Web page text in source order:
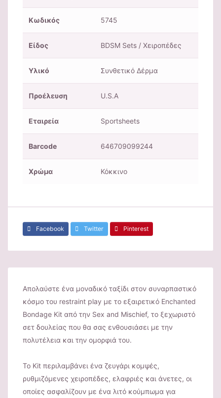
Κωδικός 5745
Είδος BDSM Sets / Χειροπέδες
Υλικό Συνθετικό Δέρμα
Προέλευση U.S.A
Εταιρεία Sportsheets
Barcode 646709099244
Χρώμα Κόκκινο
Facebook Twitter Pinterest
Απολαύστε ένα μοναδικό ταξίδι στον συναρπαστικό
κόσμο του restraint play με το εξαιρετικό Enchanted
Bondage Kit από την Sex and Mischief, το ξεχωριστό
σετ δουλείας που θα σας ενθουσιάσει με την
πολυτέλεια και την ομορφιά του.
Το Kit περιλαμβάνει ένα ζευγάρι κομψές,
ρυθμιζόμενες χειροπέδες, ελαφριές και άνετες, οι
οποίες ασφαλίζουν με ένα λιτό κούμπωμα για